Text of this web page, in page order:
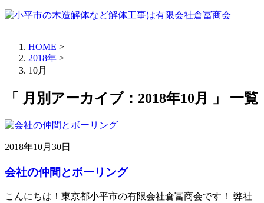
HOME >
2018年 >
10月
「 月別アーカイブ：2018年10月 」 一覧
2018年10月30日
会社の仲間とボーリング
こんにちは！東京都小平市の有限会社倉冨商会です！ 弊社